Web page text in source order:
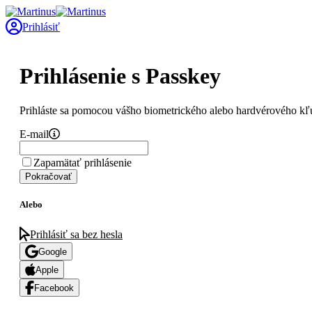
Prihlásiť
Prihlásenie s Passkey
Prihláste sa pomocou vášho biometrického alebo hardvérového
E-mail
Zapamätať prihlásenie
Pokračovať
Alebo
Prihlásiť sa bez hesla
Google
Apple
Facebook